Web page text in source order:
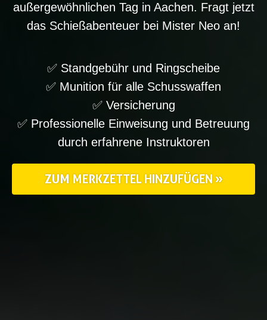
außergewöhnlichen Tag in Aachen. Fragt jetzt
das Schießabenteuer bei Mister Neo an!
✅ Standgebühr und Ringscheibe
✅ Munition für alle Schusswaffen
✅ Versicherung
✅ Professionelle Einweisung und Betreuung
durch erfahrene Instruktoren
ZUM MERKZETTEL HINZUFÜGEN »